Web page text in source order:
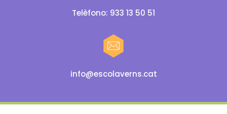
Telèfono: 933 13 50 51
info@escolaverns.cat